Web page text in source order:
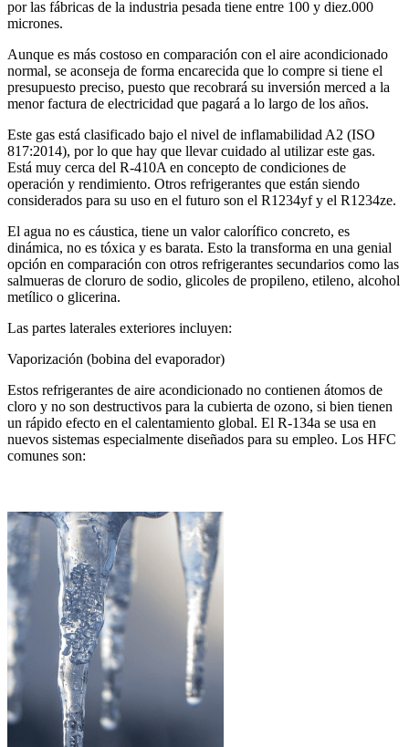
por las fábricas de la industria pesada tiene entre 100 y diez.000
micrones.
Aunque es más costoso en comparación con el aire acondicionado
normal, se aconseja de forma encarecida que lo compre si tiene el
presupuesto preciso, puesto que recobrará su inversión merced a la
menor factura de electricidad que pagará a lo largo de los años.
Este gas está clasificado bajo el nivel de inflamabilidad A2 (ISO
817:2014), por lo que hay que llevar cuidado al utilizar este gas.
Está muy cerca del R-410A en concepto de condiciones de
operación y rendimiento. Otros refrigerantes que están siendo
considerados para su uso en el futuro son el R1234yf y el R1234ze.
El agua no es cáustica, tiene un valor calorífico concreto, es
dinámica, no es tóxica y es barata. Esto la transforma en una genial
opción en comparación con otros refrigerantes secundarios como las
salmueras de cloruro de sodio, glicoles de propileno, etileno, alcohol
metílico o glicerina.
Las partes laterales exteriores incluyen:
Vaporización (bobina del evaporador)
Estos refrigerantes de aire acondicionado no contienen átomos de
cloro y no son destructivos para la cubierta de ozono, si bien tienen
un rápido efecto en el calentamiento global. El R-134a se usa en
nuevos sistemas especialmente diseñados para su empleo. Los HFC
comunes son: